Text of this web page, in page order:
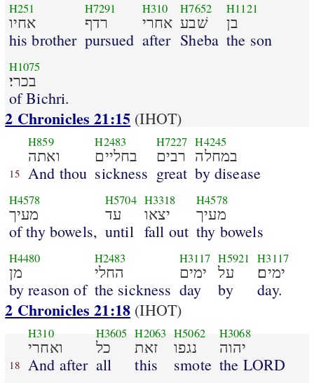
H251
אחיו
his brother
H7291
רדף
pursued
H310
אחרי
after
H7652
שׁבע
Sheba
H1121
בן
the son
H1075
בכרי׃
of Bichri.
2 Chronicles 21:15 (IHOT)
15
H859
ואתה
And thou
H2483
בחליים
sickness
H7227
רבים
great
H4245
במחלה
by disease
H4578
מעיך
of thy bowels,
H5704
עד
until
H3318
יצאו
fall out
H4578
מעיך
thy bowels
H4480
מן
by reason of
H2483
החלי
the sickness
H3117
ימים
day
H5921
על
by
H3117
ימים׃
day.
2 Chronicles 21:18 (IHOT)
18
H310
ואחרי
And after
H3605
כל
all
H2063
זאת
this
H5062
נגפו
smote
H3068
יהוה
the LORD